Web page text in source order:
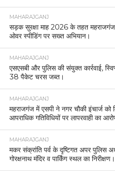
MAHARAJGANJ
सड़क सुरक्षा माह 2026 के तहत
ओवर स्पीडिंग पर सख्त अभियान।
MAHARAJGANJ
एसएसबी और पुलिस की संयुक्त कार्रवाई,
38 पैकेट चरस जब्त।
MAHARAJGANJ
महराजगंज में एसपी ने नगर चौकी इंचार्ज को
आपराधिक गतिविधियों पर लापरवाही का
MAHARAJGANJ
मकर संक्रांति पर्व के दृष्टिगत अपर पुलिस
गोरक्षनाथ मंदिर व पार्किंग स्थल का निरीक्षण।